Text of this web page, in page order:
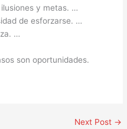
y metas. …
de esforzarse. …
…
son oportunidades.
Next Post →